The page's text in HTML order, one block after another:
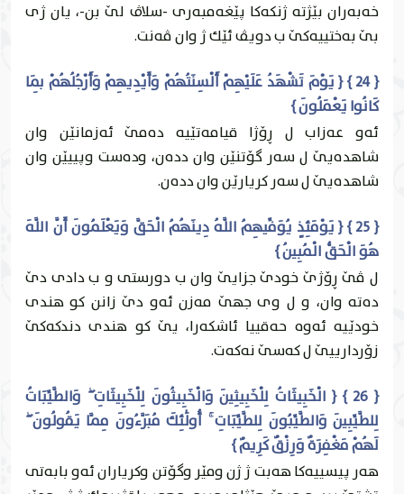
خه‌به‌ران بێژته‌ ژنكه‌كا پێغه‌مبه‌رى -سلاڤ لێ بن-، يان ژى
بێ به‌ختییه‌كێ ب دويڤ ئێك ژ وان ڤه‌نت.
{ 24 } { يَوْمَ تَشْهَدُ عَلَيْهِمْ أَلْسِنَتُهُمْ وَأَيْدِيهِمْ وَأَرْجُلُهُمْ بِمَا
كَانُوا يَعْمَلُونَ }
ئه‌و عه‌زاب ل ڕۆژا قيامه‌تێيه‌ ده‌مێ ئه‌زمانێن وان
شاهده‌يێ ل سه‌ر گۆتنێن وان دده‌ن، وده‌ست وپییێن وان
شاهده‌يێ ل سه‌ر كريارێن وان دده‌ن.
{ 25 } { يَوْمَئِذٍ يُوَفِّيهِمُ اللَّهُ دِينَهُمُ الْحَقَّ وَيَعْلَمُونَ أَنَّ اللَّهَ
هُوَ الْحَقُّ الْمُبِينُ }
ل ڤێ ڕۆژێ خودێ جزايێ وان ب دورستى و ب دادى دێ
ده‌ته‌ وان، و ل وى جهێ مه‌زن ئه‌و دێ زانن كو هندى
خودێیه‌ ئه‌وه‌ حه‌قییا ئاشكه‌را، يێ كو هندى دندكه‌كێ
زۆردارییێ ل كه‌سێ نه‌كه‌ت.
{ 26 } { الْخَبِيثَاتُ لِلْخَبِيثِينَ وَالْخَبِيثُونَ لِلْخَبِيثَاتِ ۖ وَالطَّيِّبَاتُ
لِلطَّيِّبِينَ وَالطَّيِّبُونَ لِلطَّيِّبَاتِ ۚ أُولَٰئِكَ مُبَرَّءُونَ مِمَّا يَقُولُونَ ۖ
لَهُمْ مَغْفِرَةٌ وَرِزْقٌ كَرِيمٌ }
هه‌ر پيسییه‌كا هه‌بت ژ ژن ومێر وگۆتن وكرياران ئه‌و بابه‌تى